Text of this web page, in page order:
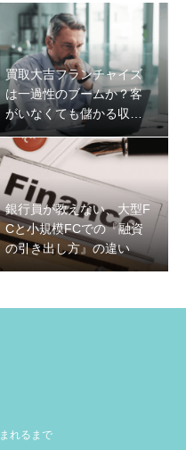
買取大吉フランチャイズ
は一過性のブームか？客
がいなくても儲かる収益
構造と2026年の生存戦略
銀行員が教えない、大型F
Cと小規模FCでの『融資
の引き出し方』の違い
れるまで